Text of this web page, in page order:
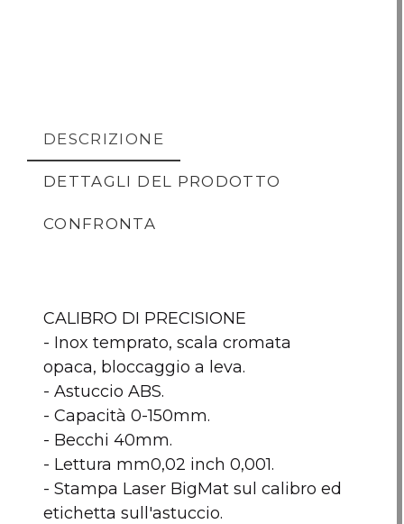
DESCRIZIONE
DETTAGLI DEL PRODOTTO
CONFRONTA
CALIBRO DI PRECISIONE
- Inox temprato, scala cromata
opaca, bloccaggio a leva.
- Astuccio ABS.
- Capacità 0-150mm.
- Becchi 40mm.
- Lettura mm0,02 inch 0,001.
- Stampa Laser BigMat sul calibro ed
etichetta sull'astuccio.
CALIBRO BIGMAT
DOPPIOMETRO
BIGMAT